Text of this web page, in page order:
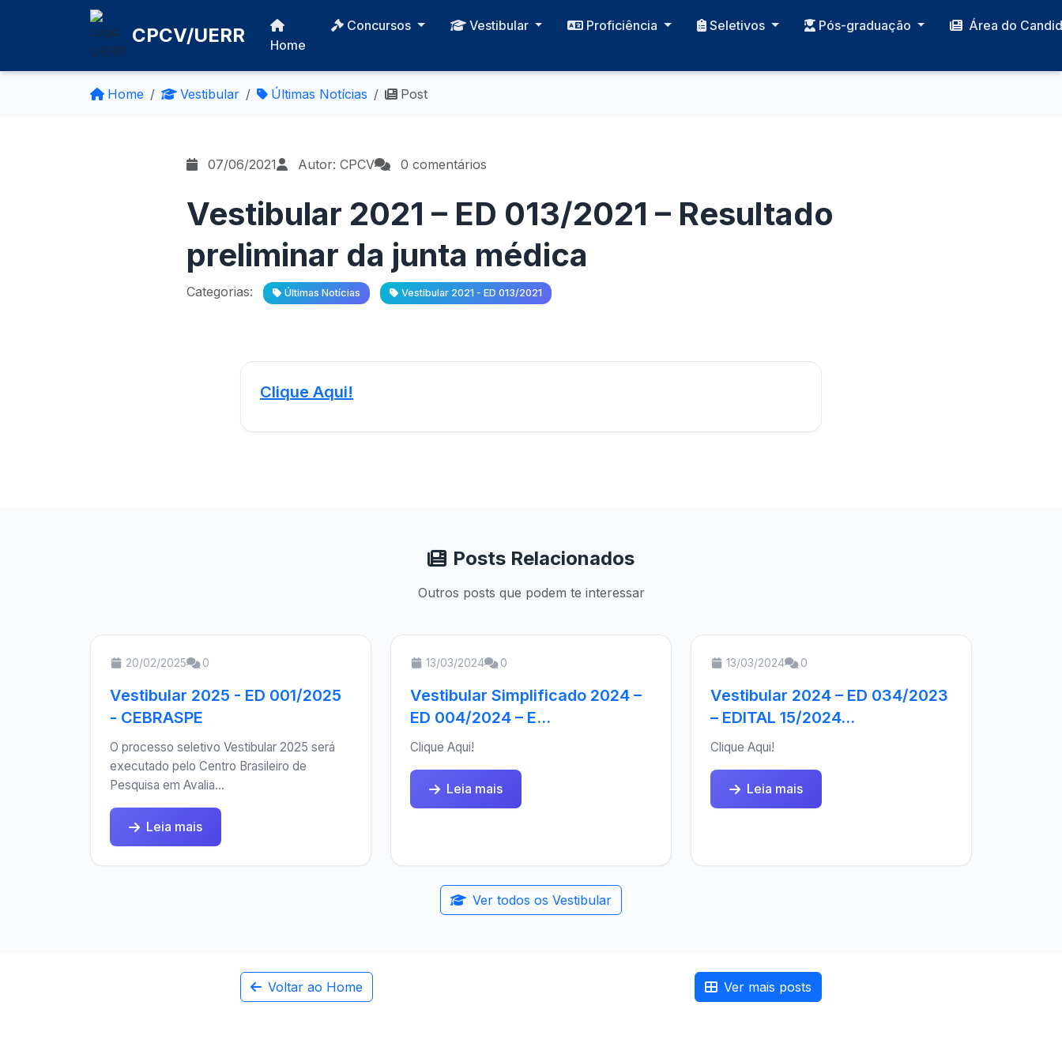
CPCV/UERR Home
Concursos Vestibular Proficiência Seletivos Pós-graduação Área do
Home Vestibular Últimas Notícias Post
07/06/2021 Autor: CPCV 0 comentários
Vestibular 2021 – ED 013/2021 – Resultado
preliminar da junta médica
Categorias: Últimas Notícias Vestibular 2021 - ED 013/2021
Clique Aqui!
Posts Relacionados
Outros posts que podem te interessar
20/02/2025 0
Vestibular 2025 - ED 001/2025
- CEBRASPE
O processo seletivo Vestibular 2025 será
executado pelo Centro Brasileiro de
Pesquisa em Avalia...
Leia mais
13/03/2024 0
Vestibular Simplificado 2024 –
ED 004/2024 – E...
Clique Aqui!
Leia mais
13/03/2024 0
Vestibular 2024 – ED 034/2023
– EDITAL 15/2024...
Clique Aqui!
Leia mais
Ver todos os Vestibular
Voltar ao Home Ver mais posts